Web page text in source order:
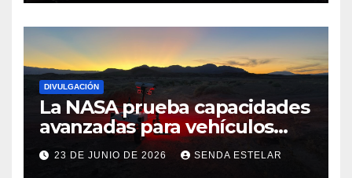
DIVULGACIÓN
La NASA prueba capacidades
avanzadas para vehículos
exploradores lunares y
marcianos.
23 DE JUNIO DE 2026 SENDA ESTELAR